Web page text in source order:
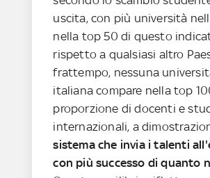
uscita, con più università
nella top 50 di questo
rispetto a qualsiasi altro
frattempo, nessuna
italiana compare nella top
proporzione di docenti e
internazionali, a
sistema che invia i talenti
con più successo di quanto